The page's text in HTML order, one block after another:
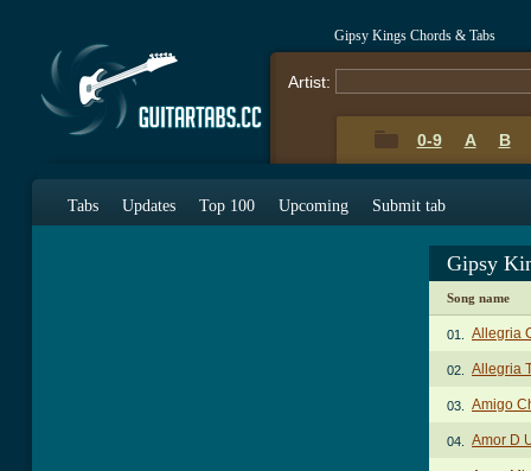
Gipsy Kings Chords & Tabs
Artist:
0-9 A B
Tabs Updates Top 100 Upcoming Submit tab
Gipsy
Song name
01. Allegria
02. Allegria
03. Amigo
04. Amor D